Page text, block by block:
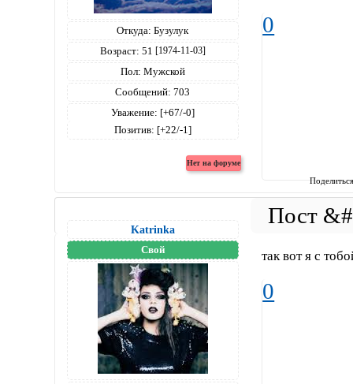
Откуда: Бузулук
Возраст: 51 [1974-11-03]
Пол: Мужской
Сообщений: 703
Уважение: [+67/-0]
Позитив: [+22/-1]
0
Katrinka
Свой так вот я с
0